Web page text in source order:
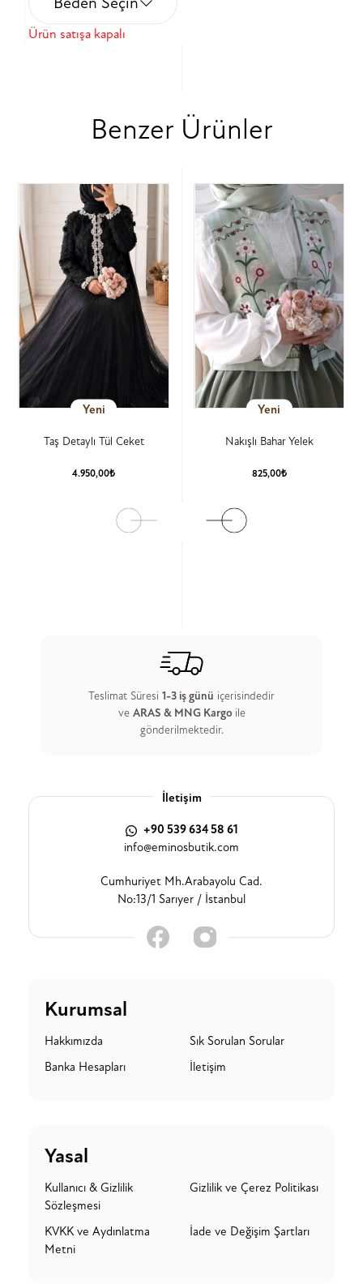
Ürün satışa kapalı
Benzer Ürünler
Yeni
Taş Detaylı Tül Ceket
4.950,00₺
Yeni
Nakışlı Bahar Yelek
825,00₺
Teslimat Süresi 1-3 iş günü içerisindedir
ve ARAS & MNG Kargo ile
gönderilmektedir.
İletişim
+90 539 634 58 61
info@eminosbutik.com
Cumhuriyet Mh.Arabayolu Cad.
No:13/1 Sarıyer / İstanbul
Kurumsal
Hakkımızda
Sık Sorulan Sorular
Banka Hesapları
İletişim
Yasal
Kullanıcı & Gizlilik
Sözleşmesi
Gizlilik ve Çerez Politikası
KVKK ve Aydınlatma
Metni
İade ve Değişim Şartları